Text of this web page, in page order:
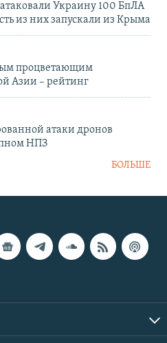
Украину 100 БпЛА
из них запускали из Крыма
процветающим
Азии – рейтинг
атаки дронов
НПЗ
БОЛЬШЕ